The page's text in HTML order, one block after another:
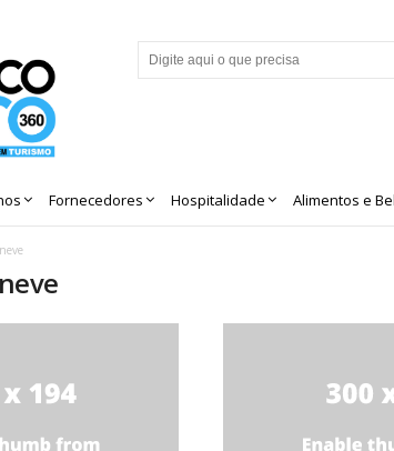
Fornecedores Hospitalidade Alimentos e